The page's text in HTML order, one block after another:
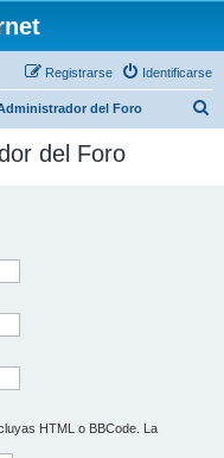
Identificarse
Registrarse
del Foro
del Foro
HTML o BBCode. La